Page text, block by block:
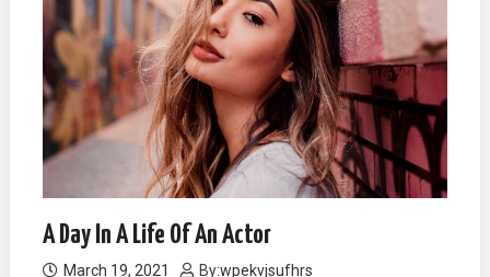
A Day In A Life Of An Actor
March 19, 2021 By:wpekvjsufhrs